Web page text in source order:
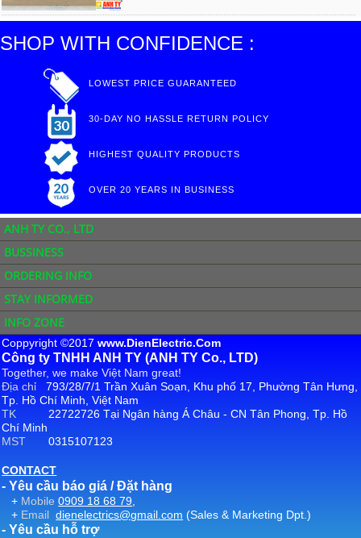
SHOP WITH CONFIDENCE :
LOWEST PRICE GUARANTEED
30-DAY NO HASSLE RETURN POLICY
HIGHEST QUALITY PRODUCTS
OVER 20 YEARS IN BUSINESS
ANH TY CO., LTD
BUSSINESS
ORDERING INFO
STAY INFORMED
INFO ZONE
Coppyright ©2017www.DienElectric.Com
Công ty TNHH ANH TY (ANH TY Co., LTD)
Together, we make Việt Nam great!
Địa chỉ793/28/7/1 Trần Xuân Soạn, Khu phố 17, Phường Tân Hưng,
Tp. Hồ Chí Minh, Việt Nam
TK22722726 Tại Ngân hàng Á Châu - CN Tân Phong, Tp. Hồ
Chí Minh
MST0315107123
CONTACT
- Yêu cầu báo giá / Đặt hàng
+ Mobile 0909 18 68 79,
+ Email dienelectrics@gmail.com (Sales & Marketing Dpt.)
- Yêu cầu hỗ trợ